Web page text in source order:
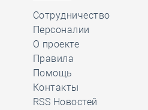
Сотрудничество
Персоналии
О проекте
Правила
Помощь
Контакты
RSS Новостей